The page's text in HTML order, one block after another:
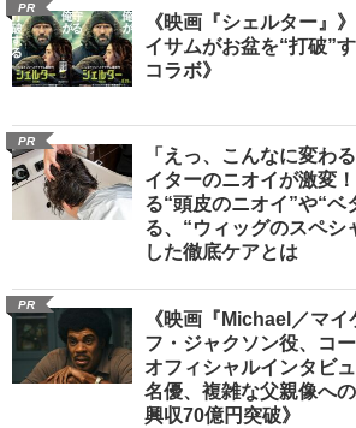
PR
《映画『シェルター』
イサムがお盆を“打破”
コラボ》
PR
「えっ、こんなに変わ
イターのニオイが激変
る“頭皮のニオイ”や“ベ
る、“ウィッグのスペシ
した徹底ケアとは
PR
《映画『Michael／マ
フ・ジャクソン役、コ
オフィシャルインタビ
名優、複雑な父親像へ
興収70億円突破》